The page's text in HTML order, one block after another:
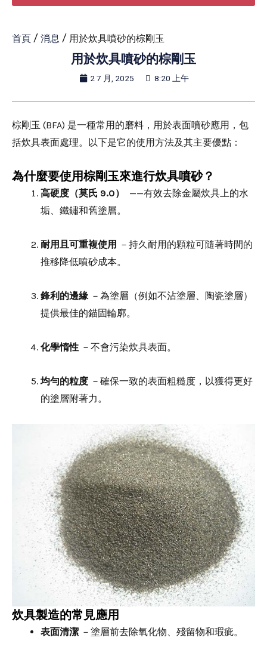
首頁 / 消息 / 用於炊具噴砂的棕剛玉
用於炊具噴砂的棕剛玉
2 7 月, 2025 8:20 上午
棕剛玉 (BFA) 是一種常用的磨料，用於表面噴砂應用，包
括炊具表面處理。以下是它的使用方法及其主要優點：
為什麼要使用棕剛玉來進行炊具噴砂？
高硬度（莫氏 9.0）
——有效去除金屬炊具上的水
垢、鐵鏽和舊塗層。
耐用且可重複使用 －持久耐用的顆粒可隨著時間的
推移降低噴砂成本。
鋒利的邊緣 －為塗層（例如不沾塗層、陶瓷塗層）
提供最佳的錨固輪廓。
化學惰性 －不會污染炊具表面。
均勻的粒度 －確保一致的表面粗糙度，以獲得更好
的塗層附著力。
炊具製造的常見應用
表面清潔 －塗層前去除氧化物、殘留物和瑕疵。